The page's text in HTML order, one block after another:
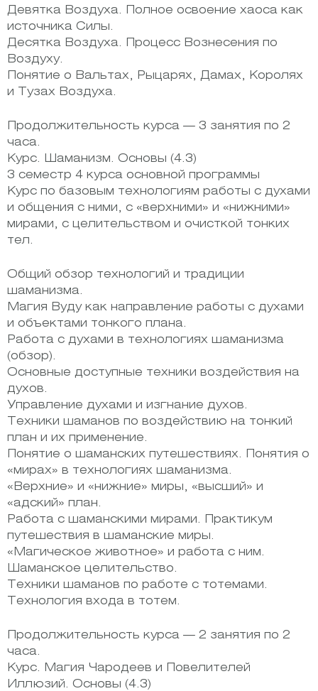
Девятка Воздуха. Полное освоение хаоса как
источника Силы.
Десятка Воздуха. Процесс Вознесения по
Воздуху.
Понятие о Вальтах, Рыцарях, Дамах, Королях
и Тузах Воздуха.
Продолжительность курса — 3 занятия по 2
часа.
Курс. Шаманизм. Основы (4.3)
3 семестр 4 курса основной программы
Курс по базовым технологиям работы с духами
и общения с ними, с «верхними» и «нижними»
мирами, с целительством и очисткой тонких
тел.
Общий обзор технологий и традиции
шаманизма.
Магия Вуду как направление работы с духами
и объектами тонкого плана.
Работа с духами в технологиях шаманизма
(обзор).
Основные доступные техники воздействия на
духов.
Управление духами и изгнание духов.
Техники шаманов по воздействию на тонкий
план и их применение.
Понятие о шаманских путешествиях. Понятия о
«мирах» в технологиях шаманизма.
«Верхние» и «нижние» миры, «высший» и
«адский» план.
Работа с шаманскими мирами. Практикум
путешествия в шаманские миры.
«Магическое животное» и работа с ним.
Шаманское целительство.
Техники шаманов по работе с тотемами.
Технология входа в тотем.
Продолжительность курса — 2 занятия по 2
часа.
Курс. Магия Чародеев и Повелителей
Иллюзий. Основы (4.3)